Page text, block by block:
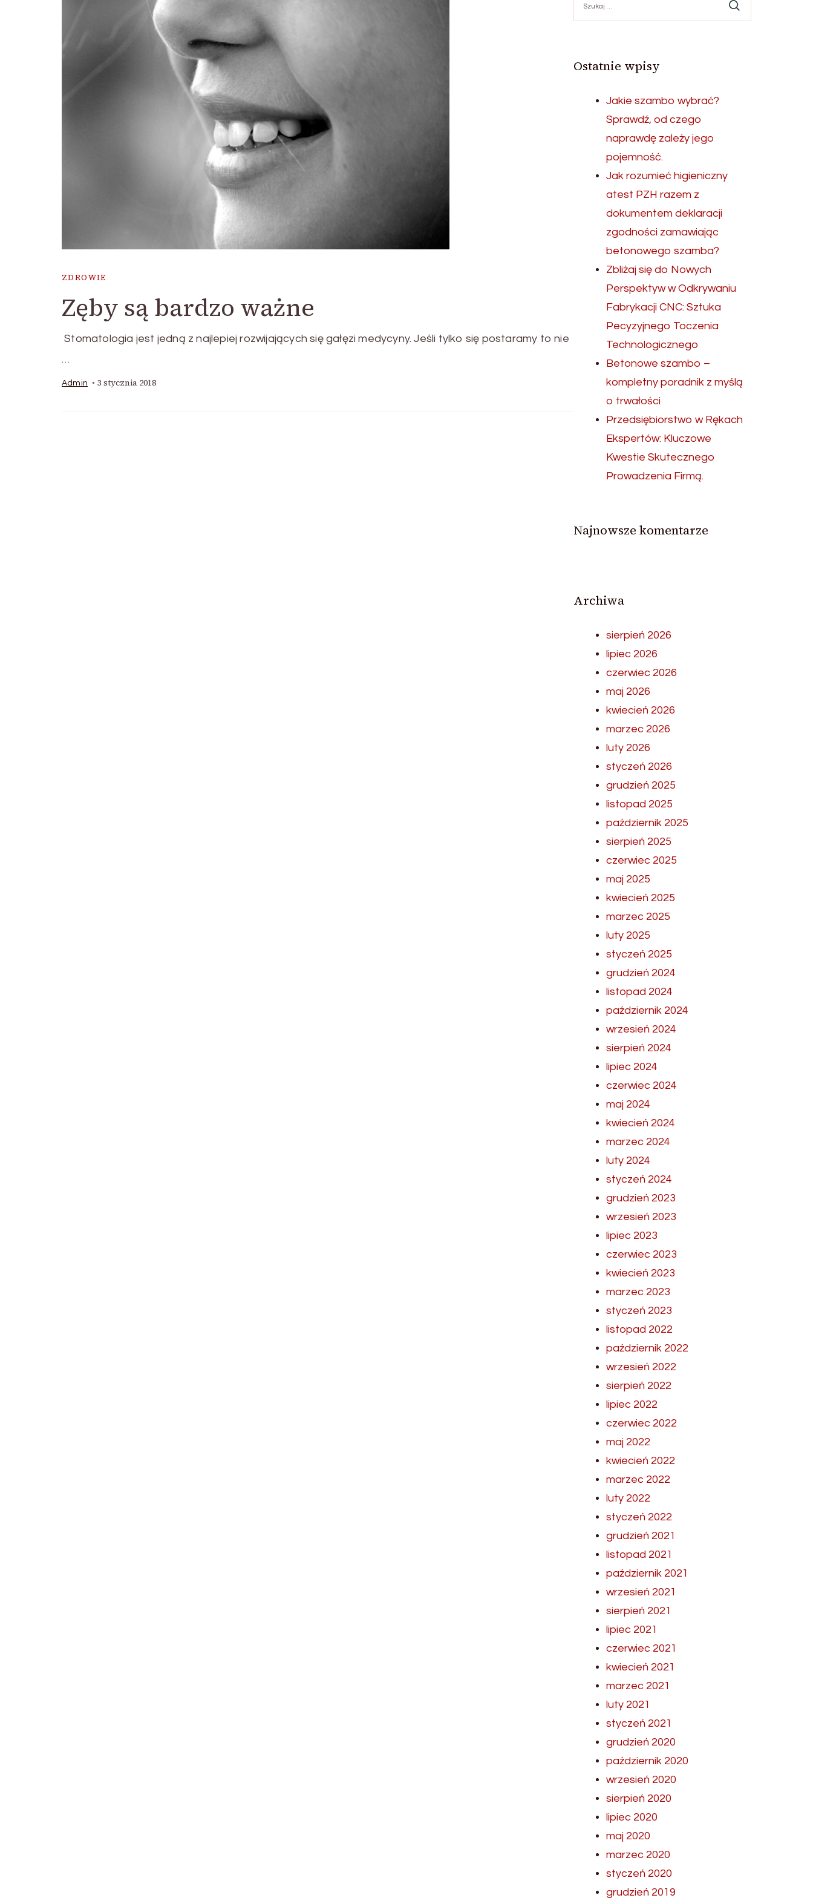
ZDROWIE
Zęby są bardzo ważne
Stomatologia jest jedną z najlepiej rozwijających się gałęzi medycyny. Jeśli tylko się postaramy to nie
…
Admin 3 stycznia 2018
Ostatnie wpisy
Jakie szambo wybrać?
Sprawdź, od czego
naprawdę zależy jego
pojemność.
Jak rozumieć higieniczny
atest PZH razem z
dokumentem deklaracji
zgodności zamawiając
betonowego szamba?
Zbliżaj się do Nowych
Perspektyw w Odkrywaniu
Fabrykacji CNC: Sztuka
Pecyzyjnego Toczenia
Technologicznego
Betonowe szambo –
kompletny poradnik z myślą
o trwałości
Przedsiębiorstwo w Rękach
Ekspertów: Kluczowe
Kwestie Skutecznego
Prowadzenia Firmą.
Najnowsze komentarze
Archiwa
sierpień 2026
lipiec 2026
czerwiec 2026
maj 2026
kwiecień 2026
marzec 2026
luty 2026
styczeń 2026
grudzień 2025
listopad 2025
październik 2025
sierpień 2025
czerwiec 2025
maj 2025
kwiecień 2025
marzec 2025
luty 2025
styczeń 2025
grudzień 2024
listopad 2024
październik 2024
wrzesień 2024
sierpień 2024
lipiec 2024
czerwiec 2024
maj 2024
kwiecień 2024
marzec 2024
luty 2024
styczeń 2024
grudzień 2023
wrzesień 2023
lipiec 2023
czerwiec 2023
kwiecień 2023
marzec 2023
styczeń 2023
listopad 2022
październik 2022
wrzesień 2022
sierpień 2022
lipiec 2022
czerwiec 2022
maj 2022
kwiecień 2022
marzec 2022
luty 2022
styczeń 2022
grudzień 2021
listopad 2021
październik 2021
wrzesień 2021
sierpień 2021
lipiec 2021
czerwiec 2021
kwiecień 2021
marzec 2021
luty 2021
styczeń 2021
grudzień 2020
październik 2020
wrzesień 2020
sierpień 2020
lipiec 2020
maj 2020
marzec 2020
styczeń 2020
grudzień 2019